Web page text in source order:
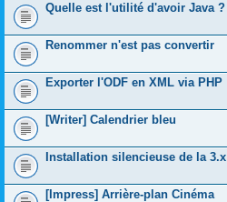
Quelle est l'utilité d'avoir Java ?
Renommer n'est pas convertir
Exporter l'ODF en XML via PHP
[Writer] Calendrier bleu
Installation silencieuse de la 3.x
[Impress] Arrière-plan Cinéma